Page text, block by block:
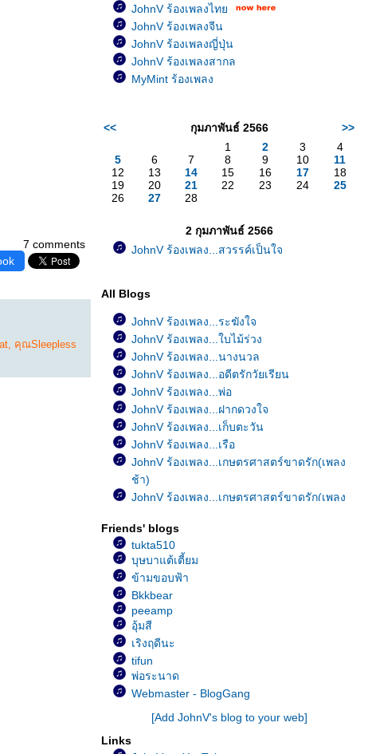
7 comments
, คุณSleepless
JohnV ร้องเพลงไท
JohnV ร้องเพลงจีน
JohnV ร้องเพลงญี่ปุ่น
JohnV ร้องเพลงสากล
MyMint ร้องเพลง
<< กุมภาพันธ์ 2566
>>
1
2 3
4
5
6 7 8 9 10
11
12
13 14 15 16 17
18
19
20 21 22 23 24
25
26
27 28
2 กุมภาพันธ์ 2566
JohnV ร้องเพลง...สวรรค์เป็นใจ
All Blogs
JohnV ร้องเพลง...ระฆังใจ
JohnV ร้องเพลง...ใบไม้ร่วง
JohnV ร้องเพลง...นางนวล
JohnV ร้องเพลง...อดีตรักวัยเรียน
JohnV ร้องเพลง...พ่อ
JohnV ร้องเพลง...ฝากดวงใจ
JohnV ร้องเพลง...เก็บตะวัน
JohnV ร้องเพลง...เรือ
JohnV ร้องเพลง...เกษตรศาสตร์ขาดรัก(เพลง
ช้า)
JohnV ร้องเพลง...เกษตรศาสตร์ขาดรัก(เพลง
JohnV ร้องเพลง...มีใครอยู่ไหม
JohnV ร้องเพลง...อย่าคิดมาก
JohnV ร้องเพลง...Happy Birthday
JohnV ร้องเพลง...เป็นอย่างงี้ตั้งแต่เกิดเล
JohnV ร้องเพลง...หัวใจมักง่า
JohnV ร้องเพลง...ขาดเธอดังขาดใจ
JohnV ร้องเพลง...เพ้อ
JohnV ร้องเพลง...ฝน
JohnV ร้องเพลง...รักเธอสุดหัวใจ
JohnV ร้องเพลง...ลึกสุดใจ
JohnV ร้องเพลง...ไม่รักได้ไง
Friends' blogs
tukta510
บุษบาแต้เตี้ยม
ข้ามขอบฟ้า
Bkkbear
peeamp
อุ้มสี
เริงฤดีนะ
tifun
พ่อระนาด
Webmaster - BlogGang
[Add JohnV's blog to your web]
Links